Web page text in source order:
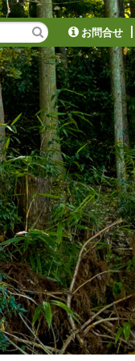
お問合せ